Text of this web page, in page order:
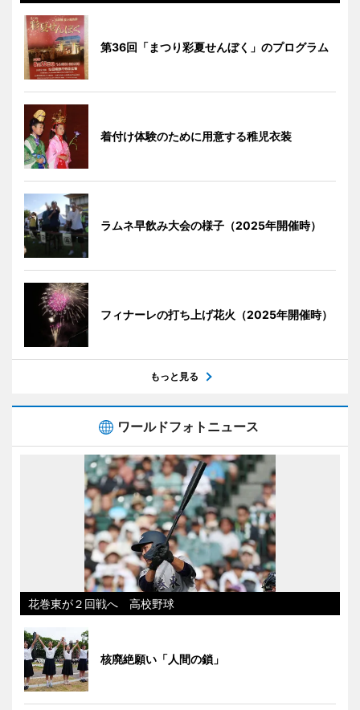
第36回「まつり彩夏せんぼく」のプログラム
着付け体験のために用意する稚児衣装
ラムネ早飲み大会の様子（2025年開催時）
フィナーレの打ち上げ花火（2025年開催時）
もっと見る
ワールドフォトニュース
花巻東が２回戦へ 高校野球
核廃絶願い「人間の鎖」